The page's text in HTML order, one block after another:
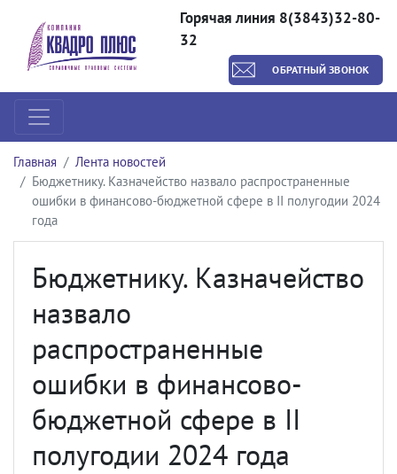
Горячая линия 8(3843)32-80-
32
ОБРАТНЫЙ ЗВОНОК
Главная
Лента новостей
Бюджетнику. Казначейство назвало распространенные
ошибки в финансово-бюджетной сфере в II полугодии 2024
года
Бюджетнику. Казначейство
назвало
распространенные
ошибки в финансово-
бюджетной сфере в II
полугодии 2024 года